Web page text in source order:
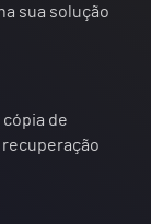
sua solução
de
recuperação